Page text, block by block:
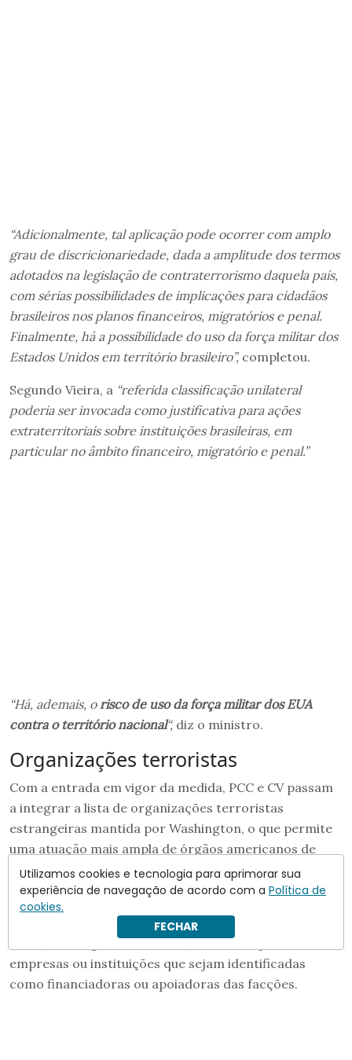
“Adicionalmente, tal aplicação pode ocorrer com amplo
grau de discricionariedade, dada a amplitude dos termos
adotados na legislação de contraterrorismo daquela país,
com sérias possibilidades de implicações para cidadãos
brasileiros nos planos financeiros, migratórios e penal.
Finalmente, há a possibilidade do uso da força militar dos
Estados Unidos em território brasileiro”, completou.
Segundo Vieira, a “referida classificação unilateral
poderia ser invocada como justificativa para ações
extraterritoriais sobre instituições brasileiras, em
particular no âmbito financeiro, migratório e penal.”
“Há, ademais, o risco de uso da força militar dos EUA
contra o território nacional“, diz o ministro.
Organizações terroristas
Com a entrada em vigor da medida, PCC e CV passam
a integrar a lista de organizações terroristas
estrangeiras mantida por Washington, o que permite
uma atuação mais ampla de órgãos americanos de
contraterrorismo e inteligência.
Na prática, a classificação abre caminho para o
congelamento de ativos sob jurisdição americana,
restrições migratórias e sanções contra pessoas,
empresas ou instituições que sejam identificadas
como financiadoras ou apoiadoras das facções.
Utilizamos cookies e tecnologia para aprimorar sua
experiência de navegação de acordo com a Política de
cookies.
FECHAR